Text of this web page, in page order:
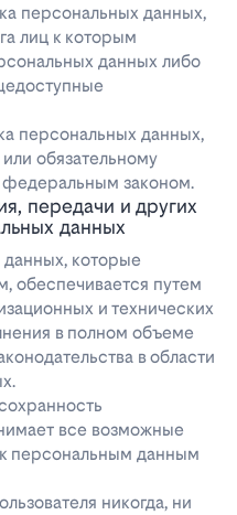
персональных данных,
лиц к которым
данных либо
персональных данных,
обязательному
федеральным законом.
передачи и других
данных
которые
обеспечивается путем
и технических
в полном объеме
в области
все возможные
персональным данным
никогда, ни